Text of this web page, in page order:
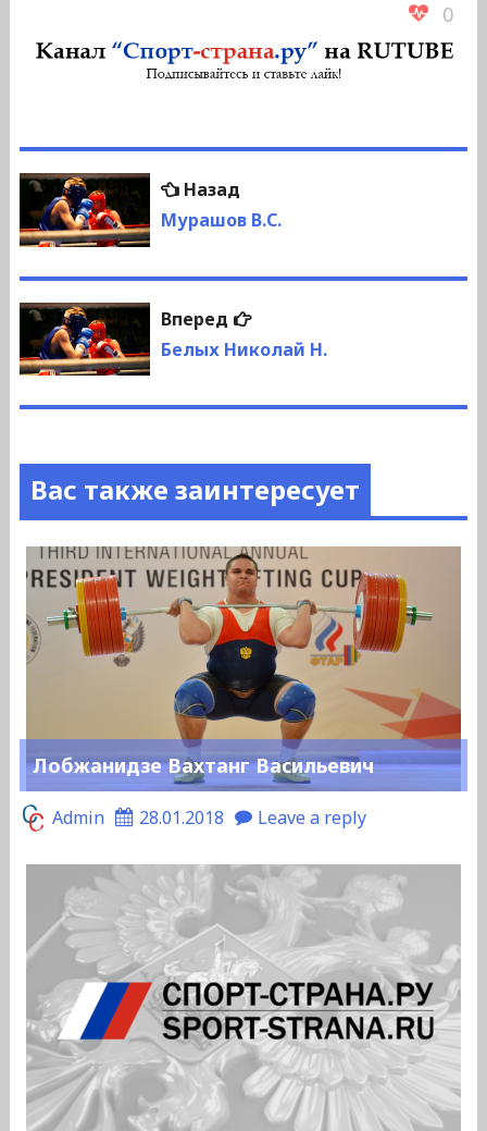
0
Навигация
по
записям
НазадПредыдущая
запись:
Мурашов В.С.
Вперед
Следующая
запись:
Белых Николай Н.
Вас также заинтересует
Лобжанидзе Вахтанг Васильевич
Admin 28.01.2018 Leave a reply